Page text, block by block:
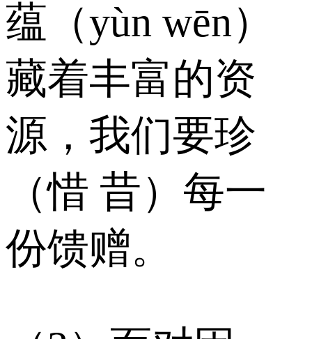
蕴（yùn wēn）
藏着丰富的资
源，我们要珍
（惜 昔）每一
份馈赠。